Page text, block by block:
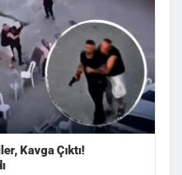
Kavga Çıktı!